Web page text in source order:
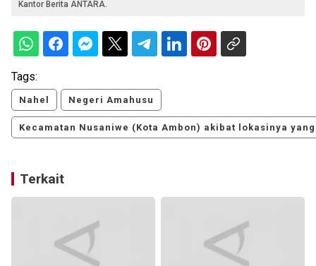
Kantor Berita ANTARA.
Tags:
Nahel Negeri Amahusu
Kecamatan Nusaniwe (Kota Ambon) akibat lokasinya
Terkait